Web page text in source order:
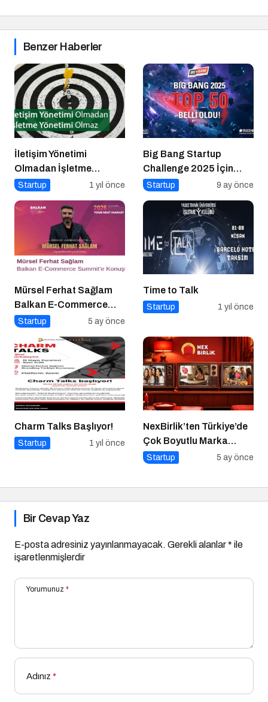
Benzer Haberler
İletişim Yönetimi
Olmadan İşletme
Yönetimi Olmaz
Startup 1 yıl önce
Big Bang Startup
Challenge 2025 İçin
Geri Sayım Başladı
Startup 9 ay önce
Mürsel Ferhat Sağlam
Balkan E-Commerce
Summit’e Konuştu
Startup 5 ay önce
Time to Talk
Startup 1 yıl önce
Charm Talks Başlıyor!
Startup 1 yıl önce
NexBirlik’ten Türkiye’de
Çok Boyutlu Marka
Hamlesi
Startup 5 ay önce
Bir Cevap Yaz
E-posta adresiniz yayınlanmayacak. Gerekli alanlar* ile
işaretlenmişlerdir
Yorumunuz *
Adınız *